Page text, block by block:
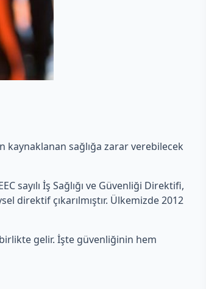
kaynaklanan sağlığa zarar verebilecek
sayılı İş Sağlığı ve Güvenliği Direktifi,
direktif çıkarılmıştır. Ülkemizde 2012
gelir. İşte güvenliğinin hem